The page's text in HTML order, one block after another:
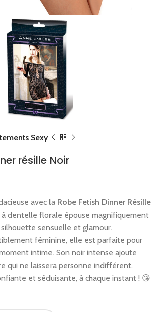
Sexy
résille Noir
avec la Robe Fetish Dinner Résille
dentelle florale épouse magnifiquement
sensuelle et glamour.
féminine, elle est parfaite pour
intime. Son noir intense ajoute
qui ne laissera personne indifférent.
et séduisante, à chaque instant ! 😘